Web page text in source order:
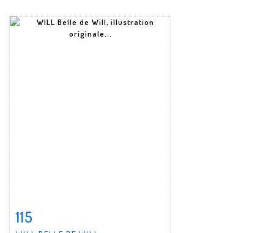
Fiche détaillée
115